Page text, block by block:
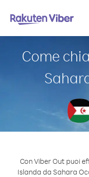
Come
Con Viber Out puoi
Islanda da Sahara